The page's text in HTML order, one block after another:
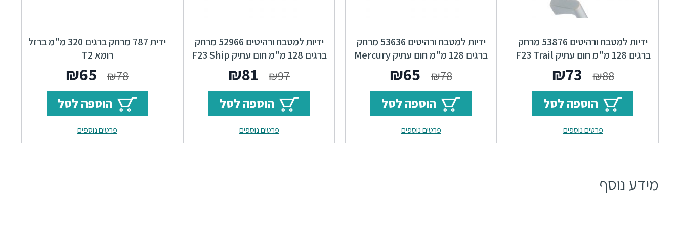
ידיות למטבח ורהיטים 53876 מרחק
ברגים 128 מ"מ חום עתיק F23 Trail
₪88
המחיר
המקורי
היה:
₪88.
₪73
הנוכחי
הוא:
₪73.
הוספה לסל
פרטים נוספים
ידיות למטבח ורהיטים 53636 מרחק
ברגים 128 מ"מ חום עתיק Mercury
F23
₪78
המחיר
המקורי
היה:
₪78.
₪65
הנוכחי
הוא:
₪65.
הוספה לסל
פרטים נוספים
ידיות למטבח ורהיטים 52966 מרחק
ברגים 128 מ"מ חום עתיק F23 Ship
₪97
המחיר
המקורי
היה:
₪97.
₪81
הנוכחי
הוא:
₪81.
הוספה לסל
פרטים נוספים
ידית 787 מרחק ברגים 320 מ"מ ברזל
רומא T2
₪78
המחיר
המקורי
היה:
₪78.
₪65
הנוכחי
הוא:
₪65.
הוספה לסל
פרטים נוספים
מידע נוסף